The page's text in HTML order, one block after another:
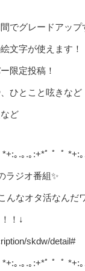
でグレードアップ
文字が使えます！
限定投稿！
ひとこと呟きなど
ど
｡.｡.｡:+*ﾟ ゜ﾟ *+:
ラジオ番組✨
んなオタ活なんだワ
！↓
skdw/detail#
｡.｡.｡:+*ﾟ ゜ﾟ *+: